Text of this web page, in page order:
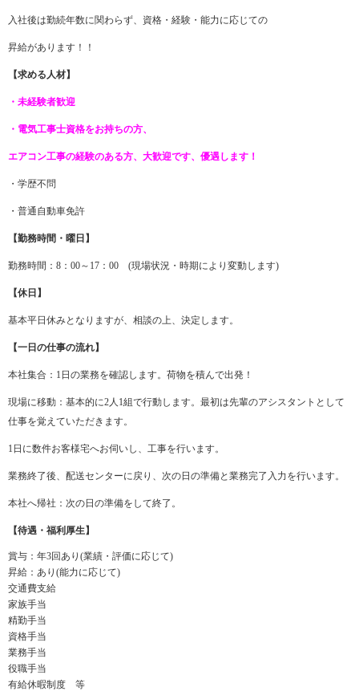
入社後は勤続年数に関わらず、資格・経験・能力に応じての
昇給があります！！
【求める人材】
・未経験者歓迎
・電気工事士資格をお持ちの方、
エアコン工事の経験のある方、大歓迎です、優遇します！
・学歴不問
・普通自動車免許
【勤務時間・曜日】
勤務時間：8：00～17：00 (現場状況・時期により変動します)
【休日】
基本平日休みとなりますが、相談の上、決定します。
【一日の仕事の流れ】
本社集合：1日の業務を確認します。荷物を積んで出発！
現場に移動：基本的に2人1組で行動します。最初は先輩のアシスタントとして
仕事を覚えていただきます。
1日に数件お客様宅へお伺いし、工事を行います。
業務終了後、配送センターに戻り、次の日の準備と業務完了入力を行います。
本社へ帰社：次の日の準備をして終了。
【待遇・福利厚生】
賞与：年3回あり(業績・評価に応じて)
昇給：あり(能力に応じて)
交通費支給
家族手当
精勤手当
資格手当
業務手当
役職手当
有給休暇制度 等